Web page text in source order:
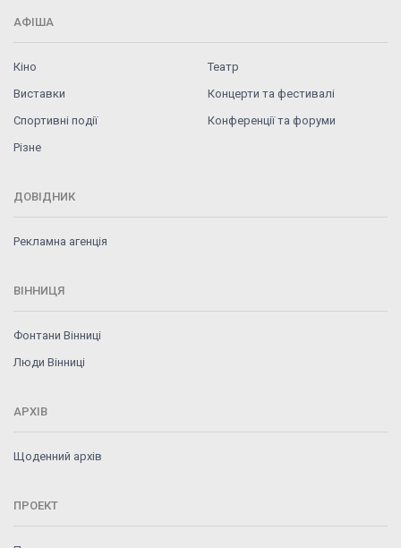
АФІША
Кіно
Театр
Виставки
Концерти та фестивалі
Спортивні події
Конференції та форуми
Різне
ДОВІДНИК
Рекламна агенція
ВІННИЦЯ
Фонтани Вінниці
Люди Вінниці
АРХІВ
Щоденний архів
ПРОЕКТ